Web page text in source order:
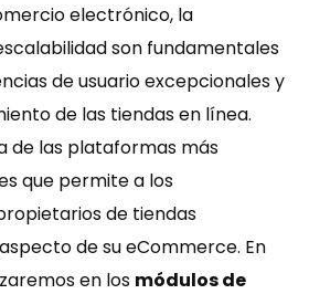
electrónico, la
son fundamentales
de usuario excepcionales y
de las tiendas en línea.
de las plataformas más
que permite a los
de tiendas
de su eCommerce. En
en los módulos de